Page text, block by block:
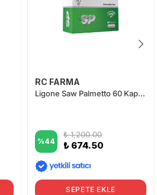
RC FARMA
Ligone Saw Palmetto 60 Kapsül
%44
₺ 1,200.00
₺ 674.50
SEPETE EKLE